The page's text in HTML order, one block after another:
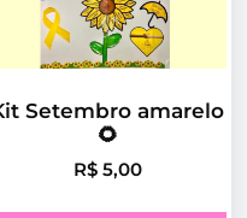
Setembro amarelo
🌻
R$5,00